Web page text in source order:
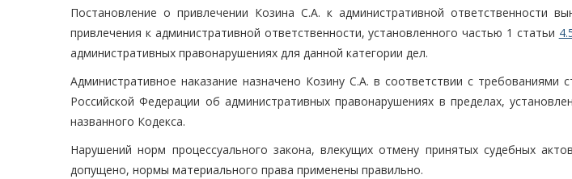
Постановление о привлечении Козина С.А. к административной ответственности
привлечения к административной ответственности, установленного частью 1 статьи
административных правонарушениях для данной категории дел.
Административное наказание назначено Козину С.А. в соответствии с требованиями
Российской Федерации об административных правонарушениях в пределах,
названного Кодекса.
Нарушений норм процессуального закона, влекущих отмену принятых судебных
допущено, нормы материального права применены правильно.